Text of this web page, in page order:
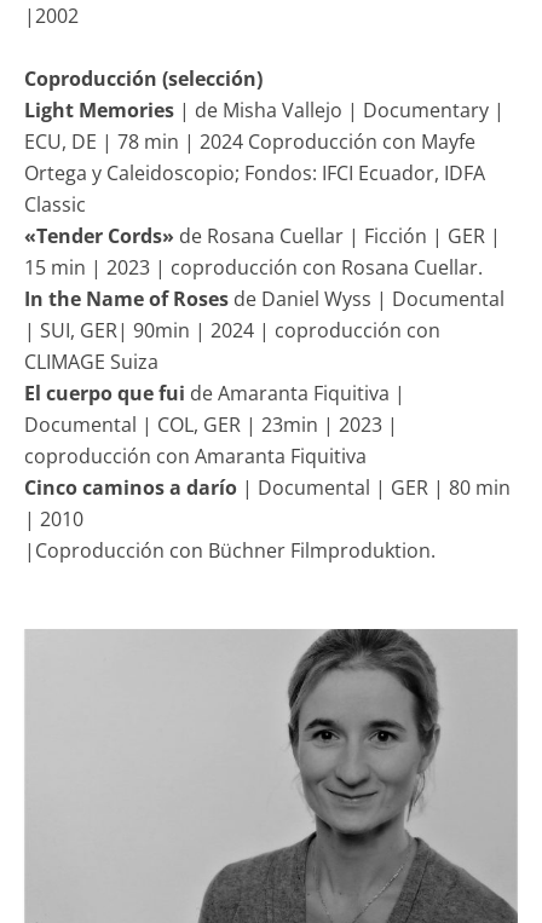
|2002
Coproducción (selección)
Light Memories | de Misha Vallejo | Documentary |
ECU, DE | 78 min | 2024 Coproducción con Mayfe
Ortega y Caleidoscopio; Fondos: IFCI Ecuador, IDFA
Classic
«Tender Cords» de Rosana Cuellar | Ficción | GER |
15 min | 2023 | coproducción con Rosana Cuellar.
In the Name of Roses de Daniel Wyss | Documental
| SUI, GER| 90min | 2024 | coproducción con
CLIMAGE Suiza
El cuerpo que fui de Amaranta Fiquitiva |
Documental | COL, GER | 23min | 2023 |
coproducción con Amaranta Fiquitiva
Cinco caminos a darío | Documental | GER | 80 min
| 2010
|Coproducción con Büchner Filmproduktion.